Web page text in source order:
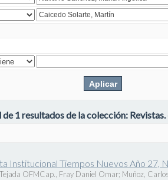
1 resultados de la colección: Revistas.
Institucional Tiempos Nuevos Año 27,
OFMCap., Fray Daniel Omar; Muñoz,